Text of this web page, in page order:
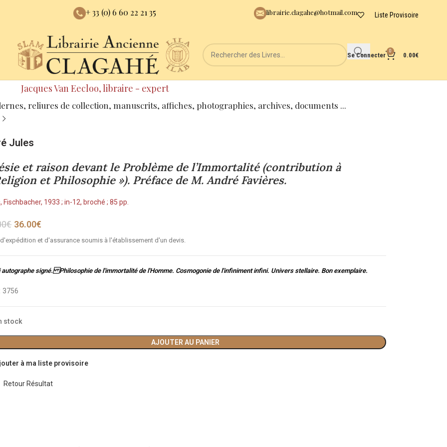
+ 33 (0) 6 60 22 21 35 librairie.clagahe@hotmail.com Liste Provisoire
Se Connecter
0
0.00€
Jacques Van Eecloo, libraire - expert
reliures de collection, manuscrits, affiches, photographies, archives, documents ...
Jules
et raison devant le Problème de l’Immortalité (contribution à
et Philosophie »). Préface de M. André Favières.
Fischbacher, 1933 ; in-12, broché ; 85 pp.
€ 36.00€
et d'assurance soumis à l'établissement d'un devis.
autographe signé. Philosophie de l'immortalité de l'Homme. Cosmogonie de l'infiniment infini. Univers stellaire. Bon exemplaire.
3756
stock
AJOUTER AU PANIER
à ma liste provisoire
Retour Résultat